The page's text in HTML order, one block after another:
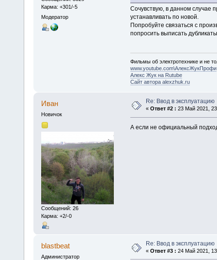
Карма: +301/-5
Модератор
Сочувствую, в данном случае
устанавливать по новой.
Попробуйте связаться с
попросить выписать
Фильмы об электротехнике и не
www.youtube.com\АлексЖукПрофи
Алекс Жук на Rutube
Сайт автора alexzhuk.ru
Иван
Новичок
Сообщений: 26
Карма: +2/-0
Re: Ввод в эксплуатацию
« Ответ #2 : 23 Май 2021,
А если не официальный
blastbeat
Администратор
Re: Ввод в эксплуатацию
« Ответ #3 : 24 Май 2021,